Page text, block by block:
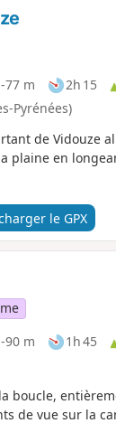
-77 m 2h 15
Pyrénées)
de Vidouze
plaine en
le GPX
-90 m 1h 45
boucle,
de vue sur la